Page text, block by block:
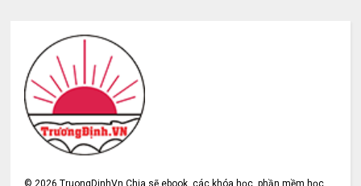
© 2026 TruongDinhVn Chia sẽ ebook, các khóa học, phần mềm học